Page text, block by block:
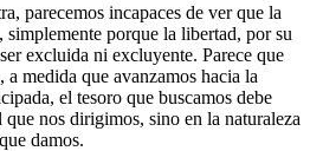
parecemos incapaces de ver que la
porque la libertad, por su
excluida ni excluyente. Parece que
a medida que avanzamos hacia la
el tesoro que buscamos debe
nos dirigimos, sino en la naturaleza
damos.